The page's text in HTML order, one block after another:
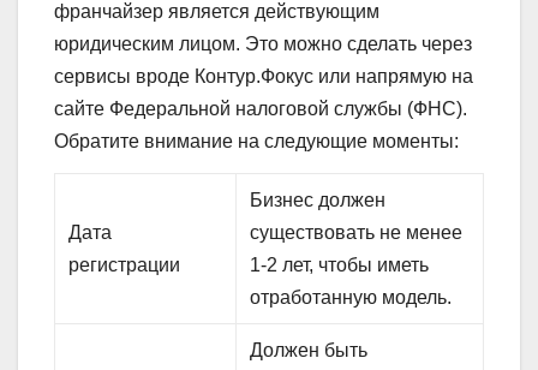
франчайзер является действующим
юридическим лицом. Это можно сделать через
сервисы вроде Контур.Фокус или напрямую на
сайте Федеральной налоговой службы (ФНС).
Обратите внимание на следующие моменты:
Дата
регистрации
Бизнес должен
существовать не менее
1-2 лет, чтобы иметь
отработанную модель.
Должен быть